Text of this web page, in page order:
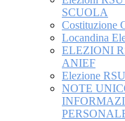
SCUOLA
Costituzione
Locandina
ELEZIONI
ANIEF
Elezione
NOTE